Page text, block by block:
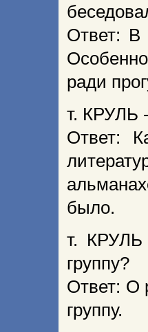
Ответ: В
ради
т. КРУЛЬ
Ответ:
было.
т. КРУЛЬ
группу?
Ответ: О
группу.